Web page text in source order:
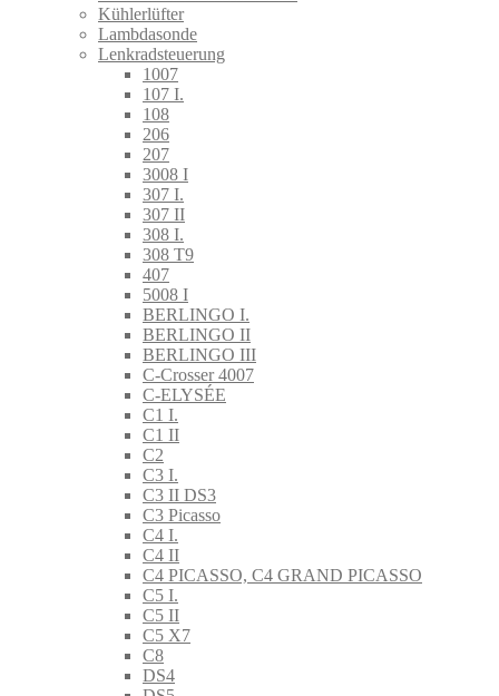
Kühlerlüfter
Lambdasonde
Lenkradsteuerung
1007
107 I.
108
206
207
3008 I
307 I.
307 II
308 I.
308 T9
407
5008 I
BERLINGO I.
BERLINGO II
BERLINGO III
C-Crosser 4007
C-ELYSÉE
C1 I.
C1 II
C2
C3 I.
C3 II DS3
C3 Picasso
C4 I.
C4 II
C4 PICASSO, C4 GRAND PICASSO
C5 I.
C5 II
C5 X7
C8
DS4